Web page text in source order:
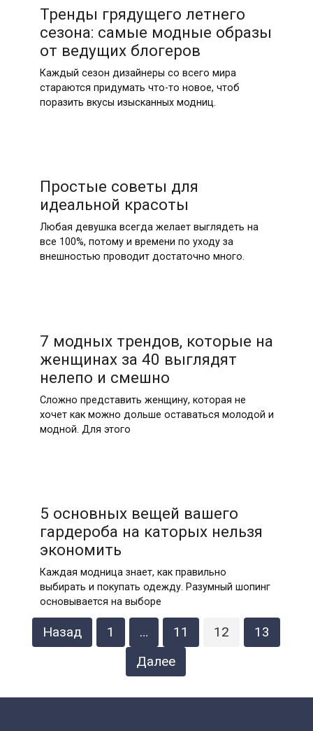
Тренды грядущего летнего
сезона: самые модные образы
от ведущих блогеров
Каждый сезон дизайнеры со всего мира
стараются придумать что-то новое, чтоб
поразить вкусы изысканных модниц.
Простые советы для
идеальной красоты
Любая девушка всегда желает выглядеть на
все 100%, потому и времени по уходу за
внешностью проводит достаточно много.
7 модных трендов, которые на
женщинах за 40 выглядят
нелепо и смешно
Сложно представить женщину, которая не
хочет как можно дольше оставаться молодой и
модной. Для этого
5 основных вещей вашего
гардероба на каторых нельзя
экономить
Каждая модница знает, как правильно
выбирать и покупать одежду. Разумный шопинг
основывается на выборе
ПагинацияНазад 1 … 11 12
13
Далее